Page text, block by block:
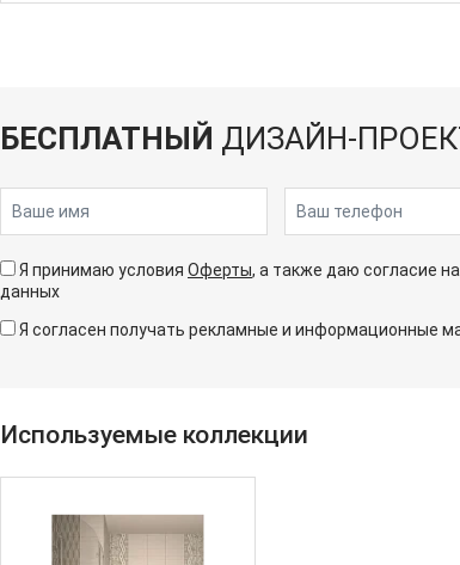
БЕСПЛАТНЫЙ ДИЗАЙН-
Я принимаю условия Оферты, а также даю согласие
данных
Я согласен получать рекламные и информационные
Используемые коллекции